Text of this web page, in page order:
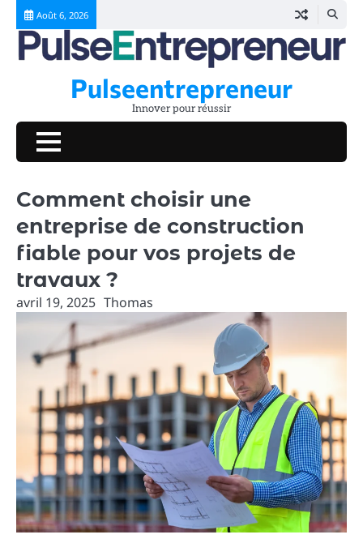
Skip
content
Août 6, 2026
Pulseentrepreneur
Innover pour réussir
Comment choisir une
entreprise de construction
fiable pour vos projets de
travaux ?
avril 19, 2025 Thomas